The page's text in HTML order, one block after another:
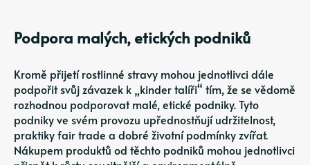
Podpora malých, etických podniků
Kromě přijetí rostlinné stravy mohou jednotlivci dále
podpořit svůj závazek k „kinder talíři“ tím, že se vědomě
rozhodnou podporovat malé, etické podniky. Tyto
podniky ve svém provozu upřednostňují udržitelnost,
praktiky fair trade a dobré životní podmínky zvířat.
Nákupem produktů od těchto podniků mohou jednotlivci